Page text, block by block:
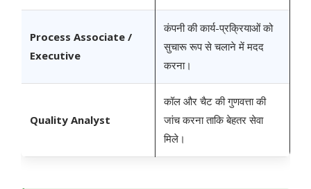
Process Associate /
Executive
कंपनी की कार्य-प्रक्रियाओं को
सुचारू रूप से चलाने में मदद
करना।
Quality Analyst
कॉल और चैट की गुणवत्ता की
जांच करना ताकि बेहतर सेवा
मिले।